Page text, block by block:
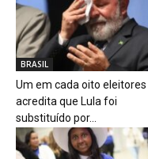
BRASIL
Um em cada oito eleitores
acredita que Lula foi
substituído por...